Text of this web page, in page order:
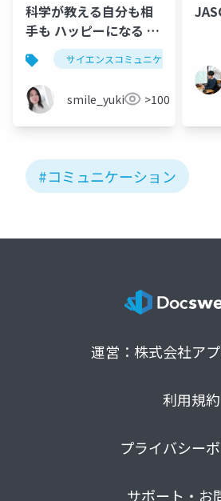
科学が教える自分も相
手も ハッピーになる コ
ミュニケーション①
サイエンスコミュニケーション
smile_yukiko_it>100
#コミュニケーション
運営：株式会社ア
利用規約
プライバシー
サポート・お